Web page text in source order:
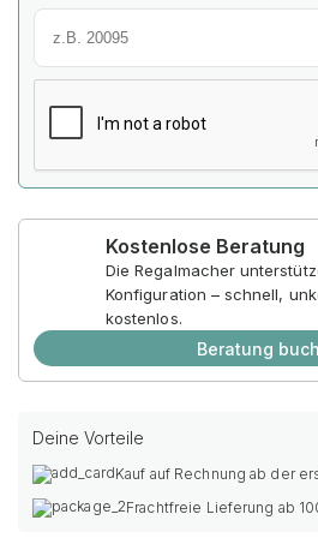
Kostenlose Beratung
Die Regalmacher
Konfiguration – schnell,
kostenlos.
Beratung
Deine Vorteile
Kauf auf Rechnung ab der
Frachtfreie Lieferung ab